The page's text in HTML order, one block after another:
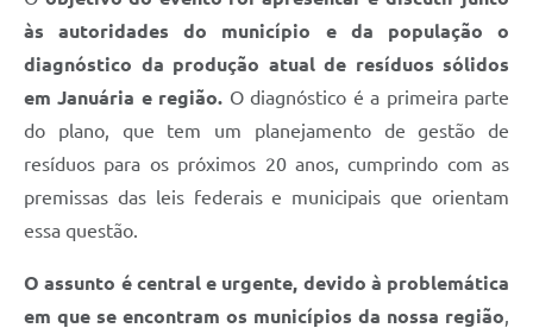
às autoridades do município e da população o
diagnóstico da produção atual de resíduos sólidos
em Januária e região. O diagnóstico é a primeira parte
do plano, que tem um planejamento de gestão de
resíduos para os próximos 20 anos, cumprindo com as
premissas das leis federais e municipais que orientam
essa questão.
O assunto é central e urgente, devido à problemática
em que se encontram os municípios da nossa região